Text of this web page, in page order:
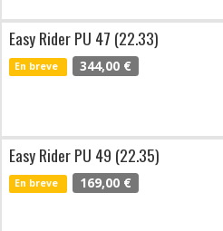
Easy Rider PU 47 (22.33)
En breve 344,00 €
Easy Rider PU 49 (22.35)
En breve 169,00 €